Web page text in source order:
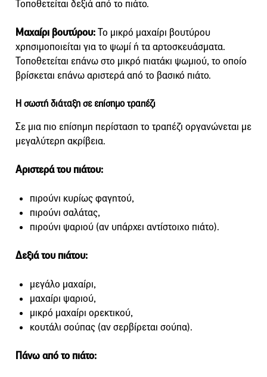
Τοποθετείται δεξιά από το πιάτο.
Μαχαίρι βουτύρου:Το μικρό μαχαίρι βουτύρου
χρησιμοποιείται για το ψωμί ή τα αρτοσκευάσματα.
Τοποθετείται επάνω στο μικρό πιατάκι ψωμιού, το οποίο
βρίσκεται επάνω αριστερά από το βασικό πιάτο.
Η σωστή διάταξη σε επίσημο τραπέζι
Σε μια πιο επίσημη περίσταση το τραπέζι οργανώνεται με
μεγαλύτερη ακρίβεια.
Αριστερά του πιάτου:
πιρούνι κυρίως φαγητού,
πιρούνι σαλάτας,
πιρούνι ψαριού (αν υπάρχει αντίστοιχο πιάτο).
Δεξιά του πιάτου:
μεγάλο μαχαίρι,
μαχαίρι ψαριού,
μικρό μαχαίρι ορεκτικού,
κουτάλι σούπας (αν σερβίρεται σούπα).
Πάνω από το πιάτο: